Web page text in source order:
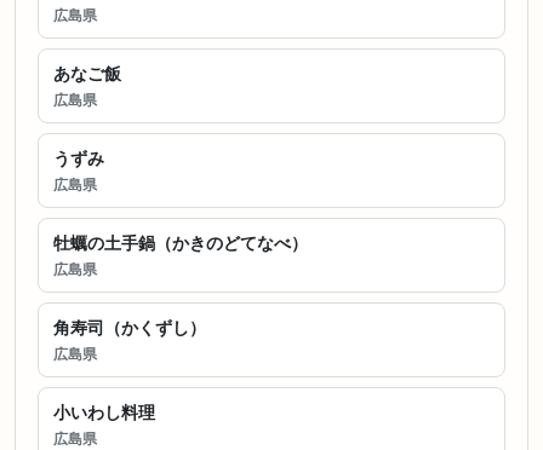
広島県
あなご飯
広島県
うずみ
広島県
牡蠣の土手鍋（かきのどてなべ）
広島県
角寿司（かくずし）
広島県
小いわし料理
広島県